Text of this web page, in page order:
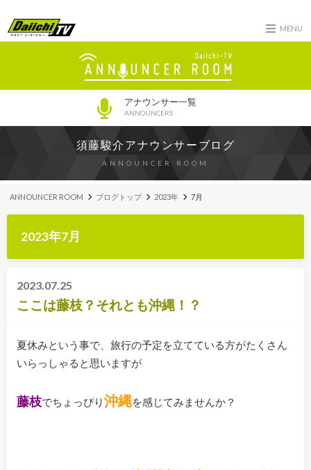
MENU
アナウンサー一覧
ANNOUNCERS
須藤駿介アナウンサーブログ
ANNOUNCER ROOM
ANNOUNCER ROOM ブログトップ 2023年 7月
2023年7月
2023.07.25
ここは藤枝？それとも沖縄！？
夏休みという事で、旅行の予定を立てている方がたくさん
いらっしゃると思いますが
藤枝でちょっぴり沖縄を感じてみませんか？